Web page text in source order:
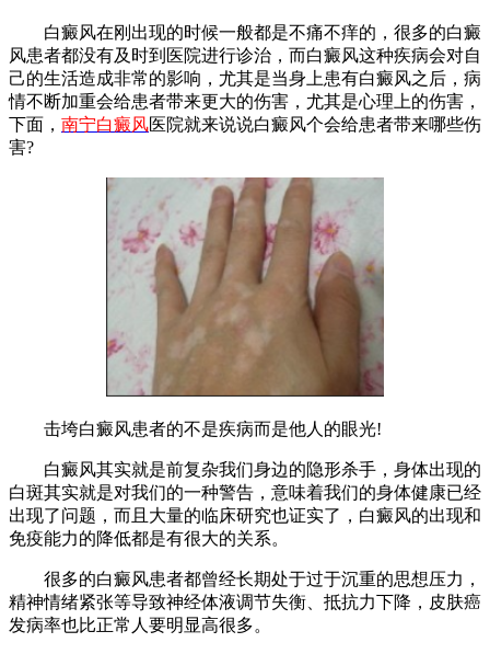
白癜风在刚出现的时候一般都是不痛不痒的，很多的白癜
风患者都没有及时到医院进行诊治，而白癜风这种疾病会对自
己的生活造成非常的影响，尤其是当身上患有白癜风之后，病
情不断加重会给患者带来更大的伤害，尤其是心理上的伤害，
下面， 南宁白癜风医院就来说说白癜风个会给患者带来哪些伤
害?
击垮白癜风患者的不是疾病而是他人的眼光!
白癜风其实就是前复杂我们身边的隐形杀手，身体出现的
白斑其实就是对我们的一种警告，意味着我们的身体健康已经
出现了问题，而且大量的临床研究也证实了，白癜风的出现和
免疫能力的降低都是有很大的关系。
很多的白癜风患者都曾经长期处于过于沉重的思想压力，
精神情绪紧张等导致神经体液调节失衡、抵抗力下降，皮肤癌
发病率也比正常人要明显高很多。